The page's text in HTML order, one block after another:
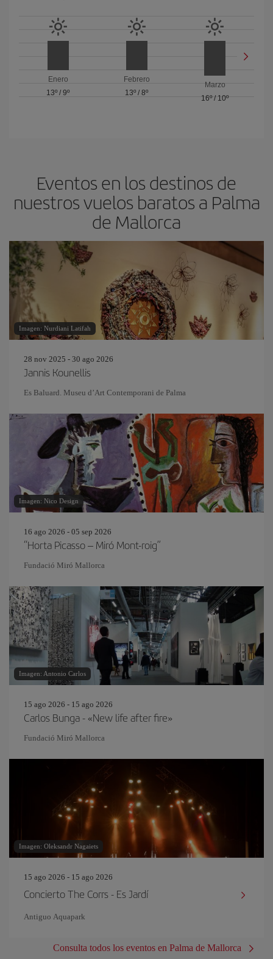
Enero
13º /9º
Febrero
13º / 8º
Marzo
16º/ 10º
Eventos en los destinos de
nuestros vuelos baratos a Palma
de Mallorca
Imagen: Nurdiani Latifah
28 nov 2025 - 30 ago 2026
Jannis Kounellis
Es Baluard. Museu d’Art Contemporani de Palma
Imagen: Nico Design
16 ago 2026 - 05 sep 2026
“Horta Picasso – Miró Mont-roig”
Fundació Miró Mallorca
Imagen: Antonio Carlos
15 ago 2026 - 15 ago 2026
Carlos Bunga - «New life after fire»
Fundació Miró Mallorca
Imagen: Oleksandr Nagaiets
15 ago 2026 - 15 ago 2026
Concierto The Corrs - Es Jardí
Antiguo Aquapark
Consulta todos los eventos en Palma de Mallorca